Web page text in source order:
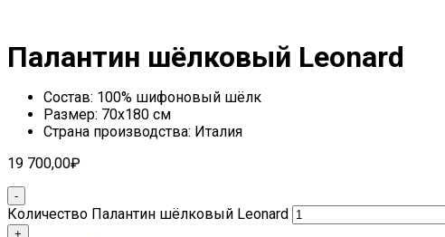
Палантин шёлковый Leonard
Состав: 100% шифоновый шёлк
Размер: 70х180 см
Страна производства: Италия
19 700,00₽
Количество Палантин шёлковый Leonard